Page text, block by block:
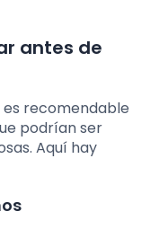
antes de
recomendable
podrían ser
Aquí hay